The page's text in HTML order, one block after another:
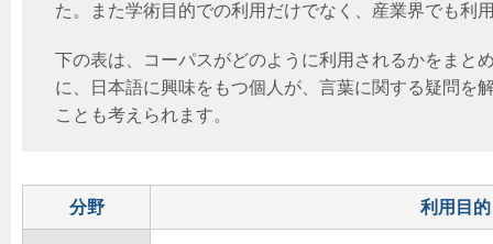
た。また学術目的での利用だけでなく、産業界でも利
下の表は、コーパスがどのように利用されるかをまと
に、日本語に興味をもつ個人が、言葉に関する疑問を
ことも考えられます。
分野 利用目的